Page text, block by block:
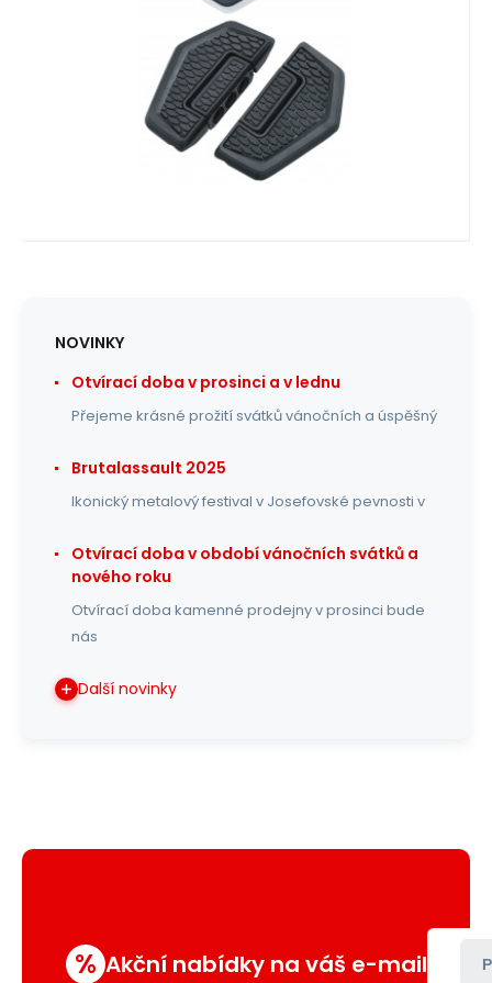
Oblíbený
Porovnat
NOVINKY
Otvírací doba v prosinci a v lednu
Přejeme krásné prožití svátků vánočních a úspěšný
Brutalassault 2025
Ikonický metalový festival v Josefovské pevnosti v
Otvírací doba v období vánočních svátků a
nového roku
Otvírací doba kamenné prodejny v prosinci bude
nás
Další novinky
% Akční nabídky na váš e-mail